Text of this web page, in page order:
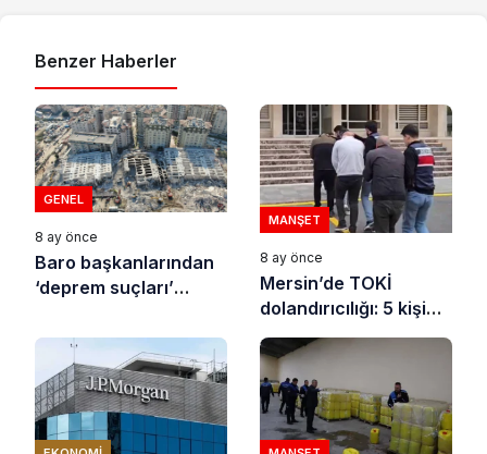
Benzer Haberler
GENEL
8 ay önce
Baro başkanlarından
‘deprem suçları’
MANŞET
8 ay önce
Mersin’de TOKİ
dolandırıcılığı: 5 kişi
tutuklandı